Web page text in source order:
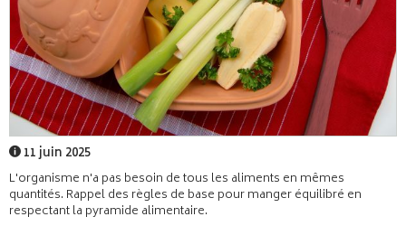
11 juin 2025
L'organisme n'a pas besoin de tous les aliments en mêmes
quantités. Rappel des règles de base pour manger équilibré en
respectant la pyramide alimentaire.